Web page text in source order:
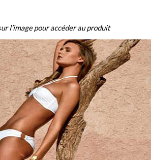
l’image pour accéder au produit